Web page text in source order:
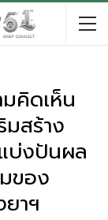
คิดเห็น
สร้าง
บ่งปันผล
ของ
าฯ